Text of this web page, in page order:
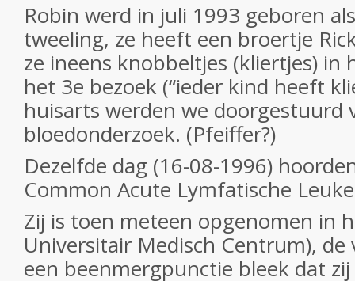
Robin werd in juli 1993 geboren
tweeling, ze heeft een broertje
ze ineens knobbeltjes (kliertjes) in
het 3e bezoek (“ieder kind heeft
huisarts werden we doorgestuurd
bloedonderzoek. (Pfeiffer?)
Dezelfde dag (16-08-1996)
Common Acute Lymfatische
Zij is toen meteen opgenomen in
Universitair Medisch Centrum), de
een beenmergpunctie bleek dat